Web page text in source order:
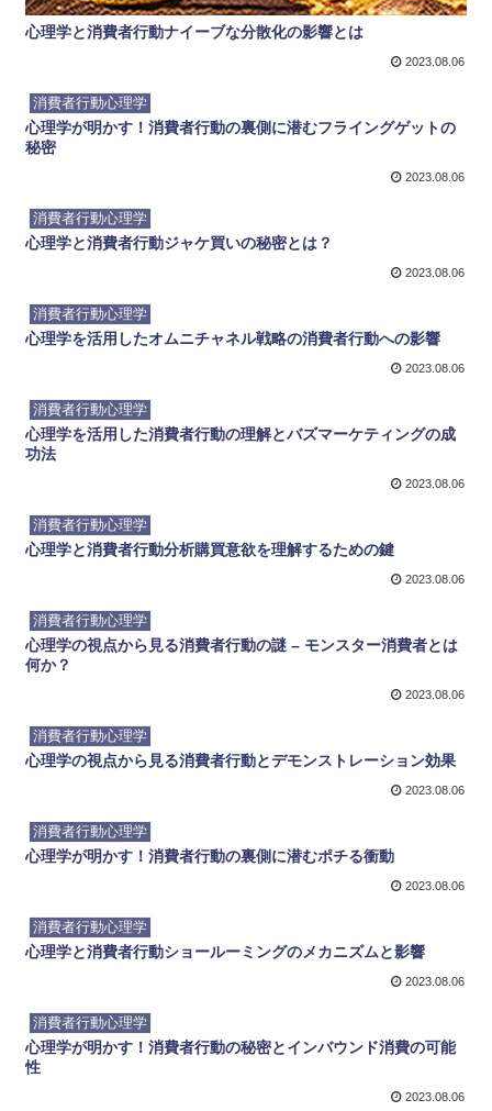
心理学と消費者行動ナイーブな分散化の影響とは
2023.08.06
消費者行動心理学
心理学が明かす！消費者行動の裏側に潜むフライングゲットの
秘密
2023.08.06
消費者行動心理学
心理学と消費者行動ジャケ買いの秘密とは？
2023.08.06
消費者行動心理学
心理学を活用したオムニチャネル戦略の消費者行動への影響
2023.08.06
消費者行動心理学
心理学を活用した消費者行動の理解とバズマーケティングの成
功法
2023.08.06
消費者行動心理学
心理学と消費者行動分析購買意欲を理解するための鍵
2023.08.06
消費者行動心理学
心理学の視点から見る消費者行動の謎 – モンスター消費者とは
何か？
2023.08.06
消費者行動心理学
心理学の視点から見る消費者行動とデモンストレーション効果
2023.08.06
消費者行動心理学
心理学が明かす！消費者行動の裏側に潜むポチる衝動
2023.08.06
消費者行動心理学
心理学と消費者行動ショールーミングのメカニズムと影響
2023.08.06
消費者行動心理学
心理学が明かす！消費者行動の秘密とインバウンド消費の可能
性
2023.08.06